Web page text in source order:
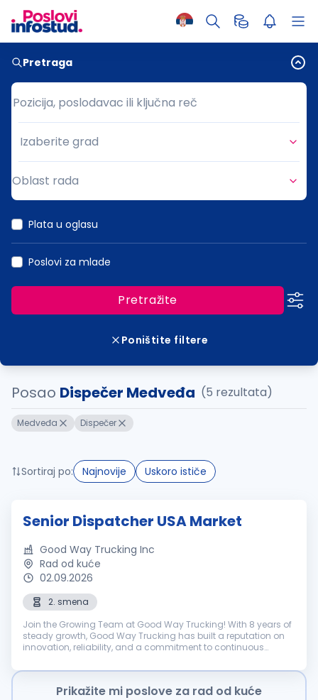
Pretraga
Pozicija, poslodavac ili ključna reč
Pozicija, poslodavac ili ključna reč
Grad
Izaberite grad
Oblast rada
Plata u oglasu
Poslovi za mlade
Pretražite
Poništite filtere
Posao Dispečer Medveđa (5 rezultata)
Medveđa Dispečer
Sortiraj po: Najnovije Uskoro ističe
Senior Dispatcher USA Market
Good Way Trucking Inc
Rad od kuće
02.09.2026
2. smena
Join the Growing Team at Good Way Trucking! With 8 years of
steady growth, Good Way Trucking has built a reputation on
innovation, reliability, and a commitment to continuous
individuals to grow...
Prikažite mi poslove za rad od kuće